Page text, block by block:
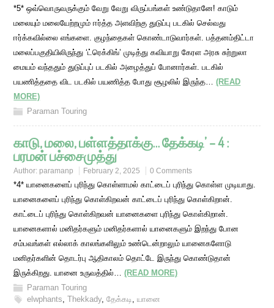
*5* ஒவ்வொருவருக்கும் வேறு வேறு விருப்பங்கள் உண்டுதானே! காடும்
மலையும் மலையேற்றமும் ஈர்த்த அளவிற்கு துடுப்பு படகில் செல்வது
ஈர்க்கவில்லை எங்களை. குழந்தைகள் கொண்டாடுவார்கள். பத்தனம்திட்டா
மலைப்பகுதியிலிருந்து ‘ட்ரெக்கிங்’ முடித்து கவியாறு கேரள அரசு சுற்றுலா
மையம் வந்ததும் துடுப்புப் படகில் அழைத்துப் போனார்கள். படகில்
பயணித்ததை விட படகில் பயணித்த போது சூழலில் இருந்த…(READ
MORE)
Paraman Touring
காடு, மலை, பள்ளத்தாக்கு… தேக்கடி’ – 4 :
பரமன் பச்சைமுத்து
Author: paramanp February 2, 2025 0 Comments
*4* யானைகளைப் புரிந்து கொள்ளாமல் காட்டைப் புரிந்து கொள்ள முடியாது.
யானைகளைப் புரிந்து கொள்கிறவன் காட்டைப் புரிந்து கொள்கிறான்.
காட்டைப் புரிந்து கொள்கிறவன் யானைகளை புரிந்து கொள்கிறான்.
யானைகளால் மனிதர்களும் மனிதர்களால் யானைகளும் இறந்து போன
சம்பவங்கள் எல்லாக் காலங்களிலும் உண்டென்றாலும் யானைகளோடு
மனிதர்களின் தொடர்பு ஆதிகாலம் தொட்டே இருந்து கொண்டுதான்
இருக்கிறது. யானை உருவத்தில்…(READ MORE)
Paraman Touring
elwphants,Thekkady,தேக்கடி,யானை